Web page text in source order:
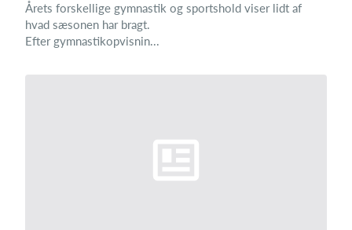
Årets forskellige gymnastik og sportshold viser lidt af
hvad sæsonen har bragt.
Efter gymnastikopvisnin...